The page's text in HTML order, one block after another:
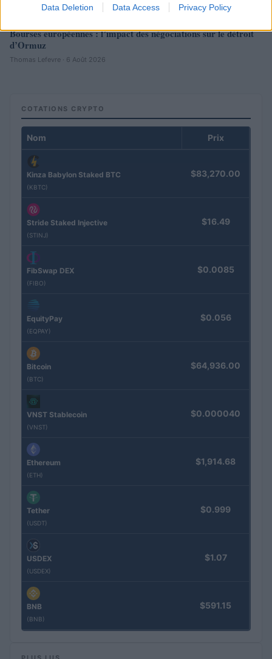
Data Deletion Data Access Privacy Policy
Bourses européennes : l’impact des négociations sur le détroit
d’Ormuz
Thomas Lefevre · 6 Août 2026
COTATIONS CRYPTO
Nom Prix
Kinza Babylon Staked BTC
(KBTC)
$83,270.00
Stride Staked Injective
(STINJ)
$16.49
FibSwap DEX
(FIBO)
$0.0085
EquityPay
(EQPAY)
$0.056
Bitcoin
(BTC)
$64,936.00
VNST Stablecoin
(VNST)
$0.000040
Ethereum
(ETH)
$1,914.68
Tether
(USDT)
$0.999
USDEX
(USDEX)
$1.07
BNB
(BNB)
$591.15